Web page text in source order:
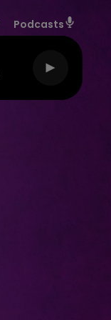
Podcasts